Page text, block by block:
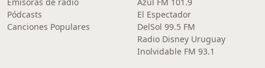
Pódcasts
Canciones Populares
El Espectador
DelSol 99.5 FM
Radio Disney Uruguay
Inolvidable FM 93.1